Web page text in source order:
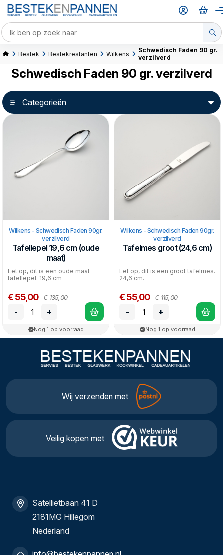
Bestek Bestekrestanten Wilkens
Schwedisch Faden 90 gr.
verzilverd
Schwedisch Faden 90 gr. verzilverd
Categorieën
Wilkens - Schwedisch Faden 90gr.
verzilverd
Tafellepel 19,6 cm (oude
maat)
Let op, dit is een oude maat
tafellepel. 19,6 cm
€ 55,00 € 135,00
- +
Nog 1 op voorraad
Wilkens - Schwedisch Faden 90gr.
verzilverd
Tafelmes groot (24,6 cm)
Let op, dit is een groot tafelmes.
24,6 cm.
€ 55,00 € 115,00
- +
Nog 1 op voorraad
Wij verzenden met
Veilig kopen met
Satellietbaan 41 D
2181MG Hillegom
Nederland